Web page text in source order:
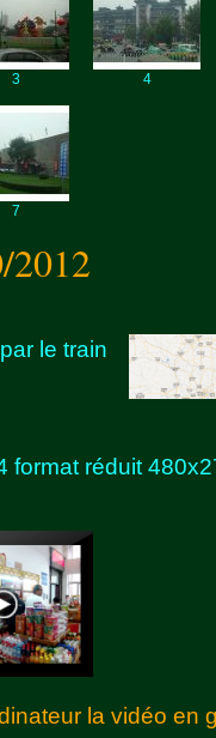
3 4
7
2012
le train
format réduit
la vidéo en